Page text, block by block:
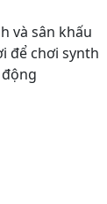
và sân khấu
để chơi synth